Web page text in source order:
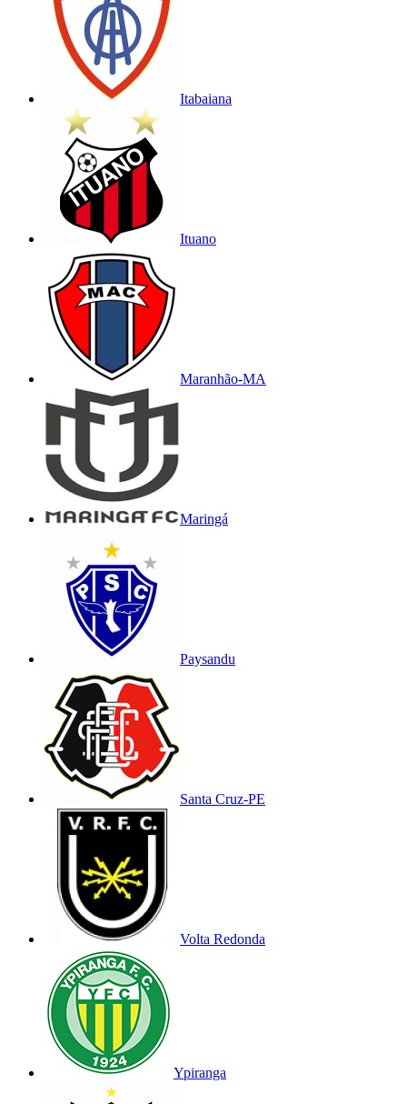
Itabaiana
Ituano
Maranhão-MA
Maringá
Paysandu
Santa Cruz-PE
Volta Redonda
Ypiranga